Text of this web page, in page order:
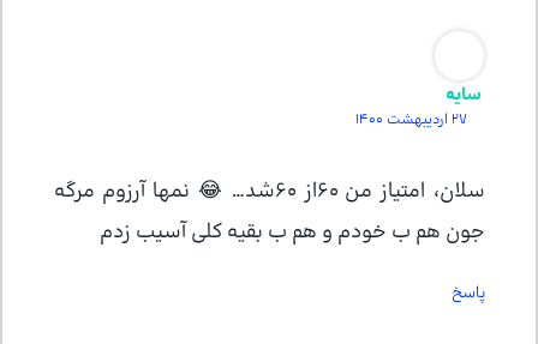
سایه
27 اردیبهشت 1400
سلان، امتیاز من 60از 60شد… 😂 نمها آرزوم مرگه
جون هم ب خودم و هم ب بقیه کلی آسیب زدم
پاسخ